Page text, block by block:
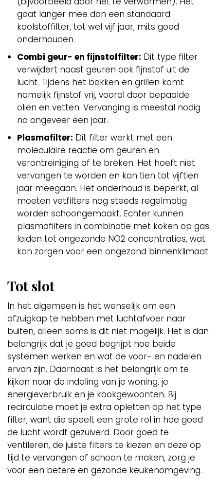
gaat langer mee dan een standaard
koolstoffilter, tot wel vijf jaar, mits goed
onderhouden.
Combi geur- en fijnstoffilter: Dit type filter
verwijdert naast geuren ook fijnstof uit de
lucht. Tijdens het bakken en grillen komt
namelijk fijnstof vrij, vooral door bepaalde
oliën en vetten. Vervanging is meestal nodig
na ongeveer een jaar.
Plasmafilter: Dit filter werkt met een
moleculaire reactie om geuren en
verontreiniging af te breken. Het hoeft niet
vervangen te worden en kan tien tot vijftien
jaar meegaan. Het onderhoud is beperkt, al
moeten vetfilters nog steeds regelmatig
worden schoongemaakt. Echter kunnen
plasmafilters in combinatie met koken op gas
leiden tot ongezonde NO2 concentraties, wat
kan zorgen voor een ongezond binnenklimaat.
Tot slot
In het algemeen is het wenselijk om een
afzuigkap te hebben met luchtafvoer naar
buiten, alleen soms is dit niet mogelijk. Het is dan
belangrijk dat je goed begrijpt hoe beide
systemen werken en wat de voor- en nadelen
ervan zijn. Daarnaast is het belangrijk om te
kijken naar de indeling van je woning, je
energieverbruik en je kookgewoonten. Bij
recirculatie moet je extra opletten op het type
filter, want die speelt een grote rol in hoe goed
de lucht wordt gezuiverd. Door goed te
ventileren, de juiste filters te kiezen en deze op
tijd te vervangen of schoon te maken, zorg je
voor een betere en gezonde keukenomgeving.